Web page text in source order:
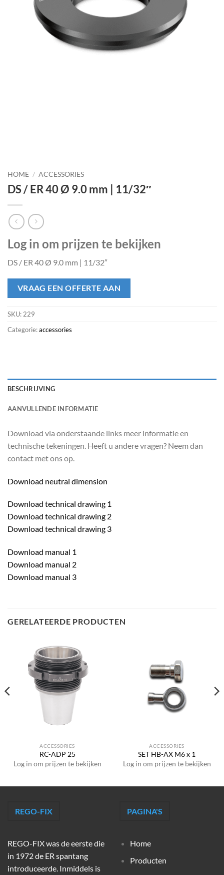
HOME / ACCESSORIES
DS / ER 40 Ø 9.0 mm | 11/32″
Log in om prijzen te bekijken
DS / ER 40 Ø 9.0 mm | 11/32″
VRAAG EEN OFFERTE AAN
SKU: 229
Categorie:accessories
BESCHRIJVING
AANVULLENDE INFORMATIE
Download via onderstaande links meer informatie en
technische tekeningen. Heeft u andere vragen? Neem dan
contact met ons op.
Download neutral dimension
Download technical drawing 1
Download technical drawing 2
Download technical drawing 3
Download manual 1
Download manual 2
Download manual 3
GERELATEERDE PRODUCTEN
ACCESSORIES
RC-ADP 25
Log in om prijzen te bekijken
ACCESSORIES
SET HB-AX M6 x 1
Log in om prijzen te bekijken
REGO-FIX
REGO-FIX was de eerste die
in 1972 de ER spantang
introduceerde. Inmiddels is
PAGINA'S
Home
Producten